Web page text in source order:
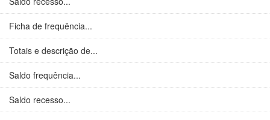
Ficha de frequência...
Totais e descrição de...
Saldo frequência...
Saldo recesso...